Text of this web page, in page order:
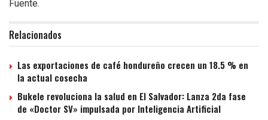
Relacionados
Las exportaciones de café hondureño crecen un 18.5 % en
la actual cosecha
Bukele revoluciona la salud en El Salvador: Lanza 2da fase
de «Doctor SV» impulsada por Inteligencia Artificial